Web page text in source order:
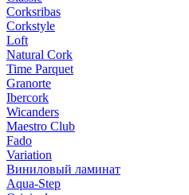
Corksribas
Corkstyle
Loft
Natural Cork
Time Parquet
Granorte
Ibercork
Wicanders
Мaestro Club
Fado
Variation
Виниловый ламинат
Aqua-Step